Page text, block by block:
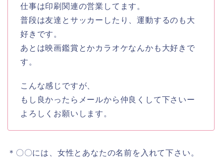
仕事は印刷関連の営業してます。
普段は友達とサッカーしたり、運動するのも大
好きです。
あとは映画鑑賞とかカラオケなんかも大好きで
す。
こんな感じですが、
もし良かったらメールから仲良くして下さいー
よろしくお願いします。
＊〇〇には、女性とあなたの名前を入れて下さい。